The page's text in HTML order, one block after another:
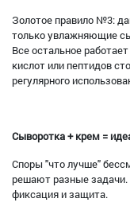
Золотое правило №3:
только увлажняющие
Все остальное
кислот или пептидов
регулярного
Сыворотка + крем =
Споры "что лучше"
решают разные
фиксация и защита.